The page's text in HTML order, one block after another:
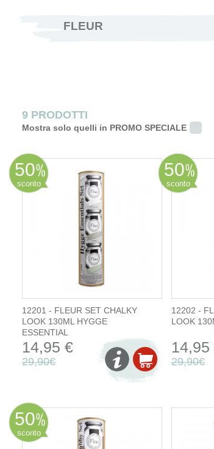
FLEUR
9 PRODOTTI
Mostra solo quelli in PROMO SPECIALE
50
sconto
12201 - FLEUR SET CHALKY
LOOK 130ML HYGGE
ESSENTIAL
14,95 €
29,90€
50
sconto
12202 -
LOOK
14,95
29,90€
50
sconto